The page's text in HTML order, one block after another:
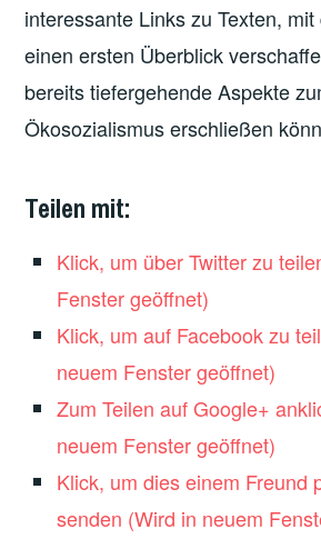
interessante Links zu Texten,
einen ersten Überblick
bereits tiefergehende Aspekte
Ökosozialismus erschließen
Teilen mit:
Klick, um über Twitter zu
Fenster geöffnet)
Klick, um auf Facebook zu
neuem Fenster geöffnet)
Zum Teilen auf Google+
neuem Fenster geöffnet)
Klick, um dies einem Freund
senden (Wird in neuem